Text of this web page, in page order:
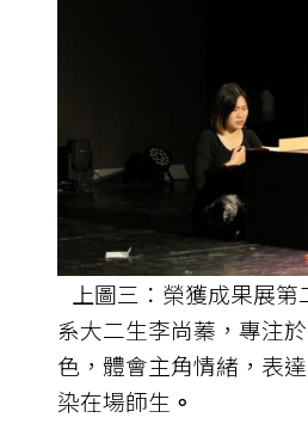
上圖三：榮獲成果展
系大二生李尚蓁，專注
色，體會主角情緒，表
染在場師生 。